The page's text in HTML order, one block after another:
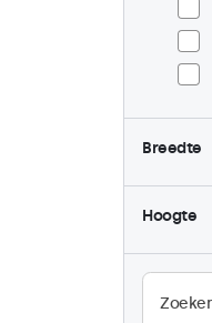
Breedte
Hoogte